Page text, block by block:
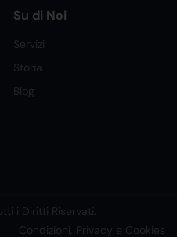
Su di Noi
Servizi
Storia
Blog
i Diritti Riservati.
Condizioni, Privacy e Cookies